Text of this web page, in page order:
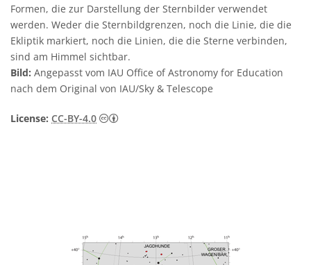
Formen, die zur Darstellung der Sternbilder verwendet
werden. Weder die Sternbildgrenzen, noch die Linie, die die
Ekliptik markiert, noch die Linien, die die Sterne verbinden,
sind am Himmel sichtbar.
Bild: Angepasst vom IAU Office of Astronomy for Education
nach dem Original von IAU/Sky & Telescope
License: CC-BY-4.0 Creative Commons Namensnennung 4.0